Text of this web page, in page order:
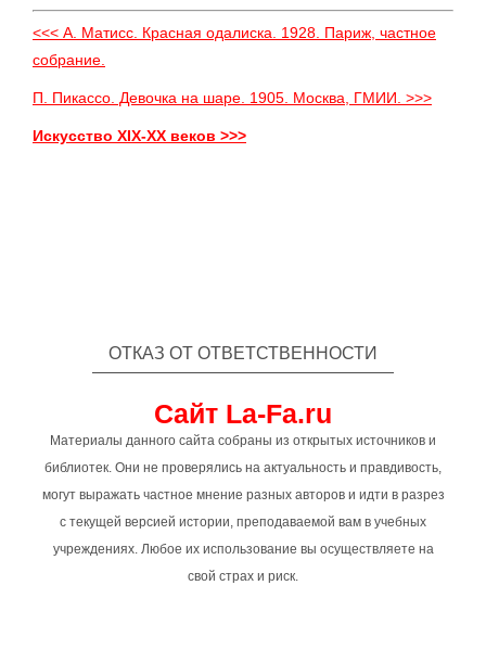
<<< А. Матисс. Красная одалиска. 1928. Париж, частное
собрание.
П. Пикассо. Девочка на шаре. 1905. Москва, ГМИИ. >>>
Искусство XIX-XX веков >>>
ОТКАЗ ОТ ОТВЕТСТВЕННОСТИ
Сайт La-Fa.ru
Материалы данного сайта собраны из открытых источников и
библиотек. Они не проверялись на актуальность и правдивость,
могут выражать частное мнение разных авторов и идти в разрез
с текущей версией истории, преподаваемой вам в учебных
учреждениях. Любое их использование вы осуществляете на
свой страх и риск.